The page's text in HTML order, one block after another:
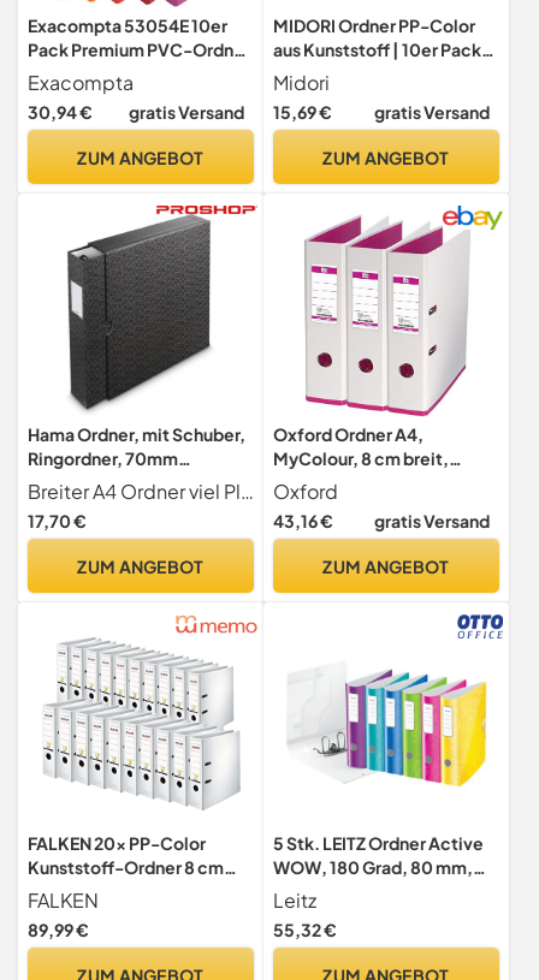
Exacompta 53054E 10er
Pack Premium PVC-Ordner
Prem´Touch. 5 cm schmal
DIN A4 Ringordner
Aktenordner Briefordner
Schlitzordner farbig sortiert
Exacompta
30,94 € gratis Versand
ZUM ANGEBOT
MIDORI Ordner PP-Color
aus Kunststoff | 10er Pack
Aktenordner 8 cm breit im
DIN A4 Format in Breit AO
Weiß | Breiter Briefordner
austauschbarem
Midori
15,69 € gratis Versand
ZUM ANGEBOT
Hama Ordner, mit Schuber,
Ringordner, 70mm
Rückenbreite passend z.B.
für A4
Breiter A4 Ordner viel Platz zum Abheften von Schutzhüllen, Fotokartons, Fotografien, Rezepten, Unterlagen, Dokumenten, Münzen, Briefmarken, Karten, Zeugnissen, Zeichnungen, als Portfolio Mappe für den Kindergarten etc.
17,70 €
ZUM ANGEBOT
Oxford Ordner A4,
MyColour, 8 cm breit,
zweifarbig weiß und rosa, 3
Stück
Oxford
43,16 € gratis Versand
ZUM ANGEBOT
FALKEN 20x PP-Color
Kunststoff-Ordner 8 cm
breit DIN A4 weiß
FALKEN
89,99 €
ZUM ANGEBOT
5 Stk. LEITZ Ordner Active
WOW, 180 Grad, 80 mm,
farbig sortiert
Leitz
55,32 €
ZUM ANGEBOT